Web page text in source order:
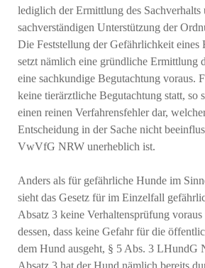
lediglich der Ermittlung des Sachverhalts
sachverständigen Unterstützung der
Die Feststellung der Gefährlichkeit eines
setzt nämlich eine gründliche Ermittlung
eine sachkundige Begutachtung voraus.
keine tierärztliche Begutachtung statt, so
einen reinen Verfahrensfehler dar,
Entscheidung in der Sache nicht
VwVfG NRW unerheblich ist.
Anders als für gefährliche Hunde im
sieht das Gesetz für im Einzelfall
Absatz 3 keine Verhaltensprüfung
dessen, dass keine Gefahr für die
dem Hund ausgeht, § 5 Abs. 3 LHundG
Absatz 3 hat der Hund nämlich bereits